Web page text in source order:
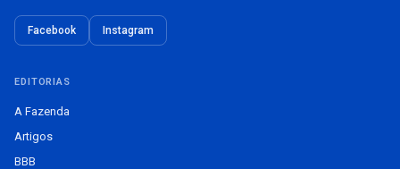
Facebook Instagram
EDITORIAS
A Fazenda
Artigos
BBB